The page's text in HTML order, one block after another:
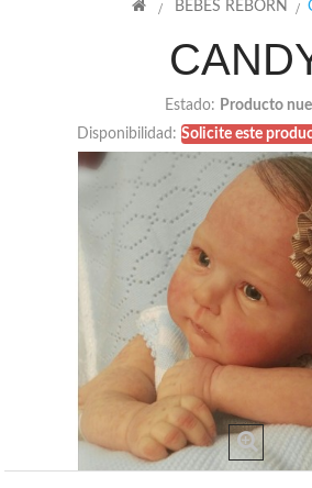
> BEBES REBORN >
Estado: Producto
Disponibilidad: Solicite este